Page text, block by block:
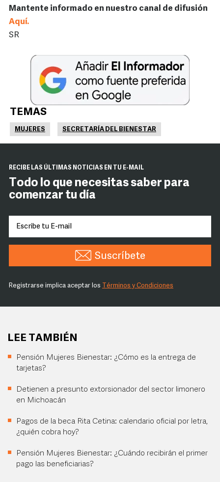
Mantente informado en nuestro canal de difusión
Aquí.
SR
TEMAS
MUJERES SECRETARÍA DEL BIENESTAR
RECIBE LAS ÚLTIMAS NOTICIAS EN TU E-MAIL
Todo lo que necesitas saber para
comenzar tu día
Suscríbete
Registrarse implica aceptar los Términos y Condiciones
LEE TAMBIÉN
Pensión Mujeres Bienestar: ¿Cómo es la entrega de
tarjetas?
Detienen a presunto extorsionador del sector limonero
en Michoacán
Pagos de la beca Rita Cetina: calendario oficial por letra,
¿quién cobra hoy?
Pensión Mujeres Bienestar: ¿Cuándo recibirán el primer
pago las beneficiarias?